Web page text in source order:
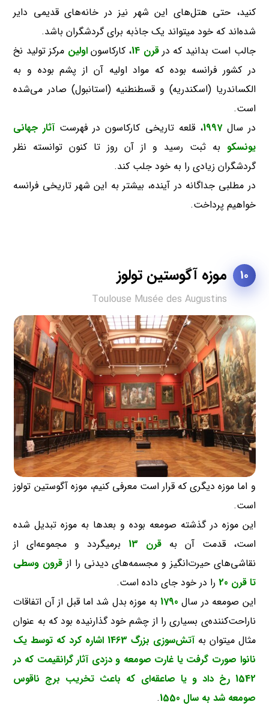
کنید، حتی هتل‌های این شهر نیز در خانه‌های قدیمی دایر
شده‌اند که خود میتواند یک جاذبه برای گردشگران باشد.
جالب است بدانید که درقرن 14 ، کارکاسوناولین مرکز تولید نخ
در کشور فرانسه بوده که مواد اولیه آن از پشم بوده و به
الکساندریا (اسکندریه) و قسطنطنیه (استانبول) صادر می‌شده
است.
در سال1997، قلعه تاریخی کارکاسون در فهرست آثار جهانی
یونسکو به ثبت رسید و از آن روز تا کنون توانسته نظر
گردشگران زیادی را به خود جلب کند.
در مطلبی جداگانه در آینده، بیشتر به این شهر تاریخی فرانسه
خواهیم پرداخت.
10 موزه آگوستین تولوز
Toulouse Musée des Augustins
و اما موزه دیگری که قرار است معرفی کنیم، موزه آگوستین تولوز
است.
این موزه در گذشته صومعه بوده و بعدها به موزه تبدیل شده
است، قدمت آن بهقرن 13
برمیگردد و مجموعه‌ای از
نقاشی‌های حیرت‌انگیز و مجسمه‌های دیدنی را از قرون وسطی
تا قرن 20
را در خود جای داده است.
این صومعه در سال 1790 به موزه بدل شد اما قبل از آن اتفاقات
ناراحت‌کننده‌ی بسیاری را از چشم خود گذارنیده بود که به عنوان
مثال میتوان به
آتش‌سوزی بزرگ 1463 اشاره کرد که توسط یک
نانوا صورت گرفت یا غارت صومعه و دزدی آثار گرانقیمت که در
1542 رخ داد و یا صاعقه‌ای که باعث تخریب برج ناقوس
صومعه شد به سال 1550
.